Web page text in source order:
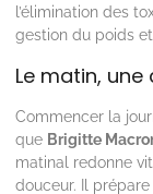
l’élimination des
gestion du poids
Le matin,
Commencer la
que Brigitte
matinal redonne
douceur. Il